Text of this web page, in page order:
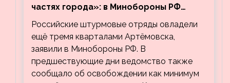
частях города»: в Минобороны РФ
заявили об освобождении ещё трёх
кварталов Артёмовска
Российские штурмовые отряды овладели
ещё тремя кварталами Артёмовска,
заявили в Минобороны РФ. В
предшествующие дни ведомство также
сообщало об освобождении как минимум